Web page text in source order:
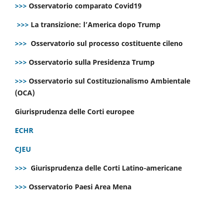
>>> Osservatorio comparato Covid19
>>> La transizione: l’America dopo Trump
>>> Osservatorio sul processo costituente cileno
>>> Osservatorio sulla Presidenza Trump
>>> Osservatorio sul Costituzionalismo Ambientale
(OCA)
Giurisprudenza delle Corti europee
ECHR
CJEU
>>> Giurisprudenza delle Corti Latino-americane
>>> Osservatorio Paesi Area Mena